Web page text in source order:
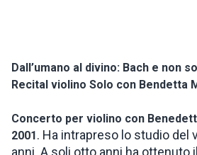
Dall’umano al divino: Bach e non
Recital violino Solo con Bendetta
Concerto per violino con
2001. Ha intrapreso lo studio del
anni. A soli otto anni ha ottenuto